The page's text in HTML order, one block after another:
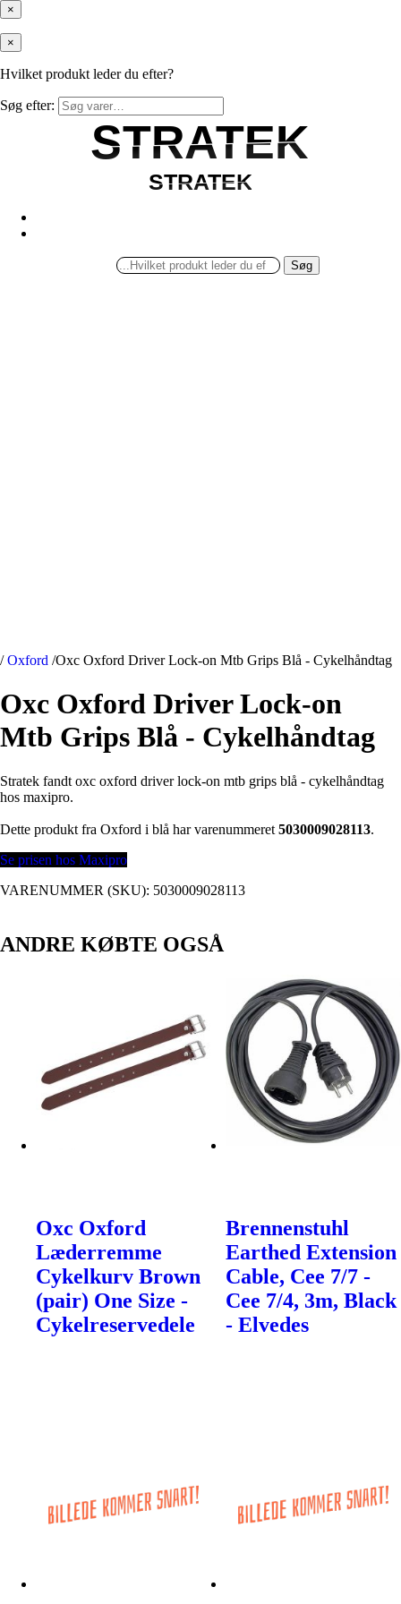
×
×
Hvilket produkt leder du efter?
Søg efter:
STRATEK
STRATEK
STRATEK
STRATEK
Søg
/ Oxford /Oxc Oxford Driver Lock-on Mtb Grips Blå - Cykelhåndtag
Oxc Oxford Driver Lock-on
Mtb Grips Blå - Cykelhåndtag
Stratek fandt oxc oxford driver lock-on mtb grips blå - cykelhåndtag
hos maxipro.
Dette produkt fra Oxford i blå har varenummeret 5030009028113.
Se prisen hos Maxipro
VARENUMMER (SKU): 5030009028113
ANDRE KØBTE OGSÅ
Oxc Oxford
Læderremme
Cykelkurv Brown
(pair) One Size -
Cykelreservedele
Brennenstuhl
Earthed Extension
Cable, Cee 7/7 -
Cee 7/4, 3m, Black
- Elvedes